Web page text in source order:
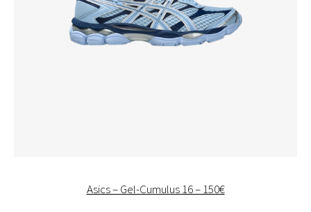
Asics – Gel-Cumulus 16 – 150€